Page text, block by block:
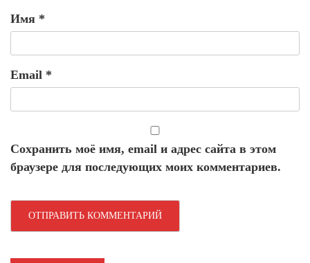
Имя *
Email *
Сохранить моё имя, email и адрес сайта в этом
браузере для последующих моих комментариев.